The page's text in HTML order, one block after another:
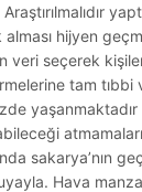
hijyen
veri seçerek
tam tıbbi
sakarya’nın
Hava